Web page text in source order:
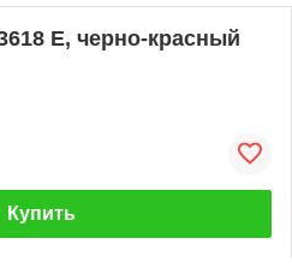
E, черно-красный
Купить